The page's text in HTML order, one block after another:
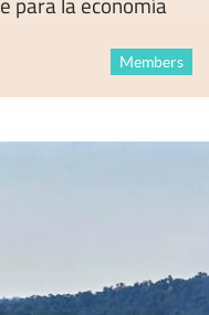
Members